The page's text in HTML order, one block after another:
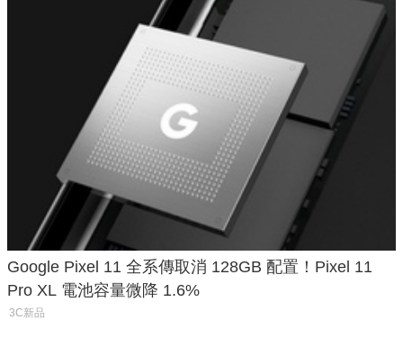
Google Pixel 11 全系傳取消 128GB 配置！Pixel 11
Pro XL 電池容量微降 1.6%
3C新品